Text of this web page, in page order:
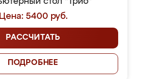
Цена: 5400 руб.
РАССЧИТАТЬ
ПОДРОБНЕЕ